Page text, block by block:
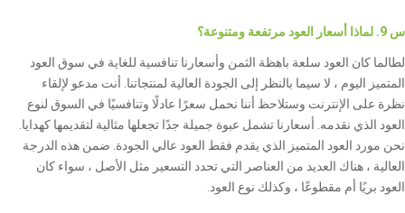
س 9. لماذا أسعار العود مرتفعة ومتنوعة؟
لطالما كان العود سلعة باهظة الثمن وأسعارنا تنافسية للغاية في سوق العود
المتميز اليوم ، لا سيما بالنظر إلى الجودة العالية لمنتجاتنا. أنت مدعو لإلقاء
نظرة على الإنترنت وستلاحظ أننا نحمل سعرًا عادلًا وتنافسيًا في السوق لنوع
العود الذي نقدمه. أسعارنا تشمل عبوة جميلة جدًا تجعلها مثالية لتقديمها كهدايا.
نحن مورد العود المتميز الذي يقدم فقط العود عالي الجودة. ضمن هذه الدرجة
العالية ، هناك العديد من العناصر التي تحدد التسعير مثل الأصل ، سواء كان
العود بريًا أم مقطوعًا ، وكذلك نوع العود.